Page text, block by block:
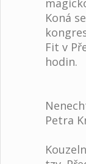
Koná
Fit v
hodin.
Petra